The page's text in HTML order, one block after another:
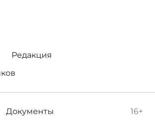
Редакция
16+
Документы